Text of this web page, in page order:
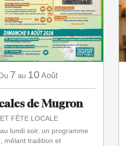
7 au 10 Août
de Mugron
FÊTE LOCALE
lundi soir, un programme
mêlant tradition et